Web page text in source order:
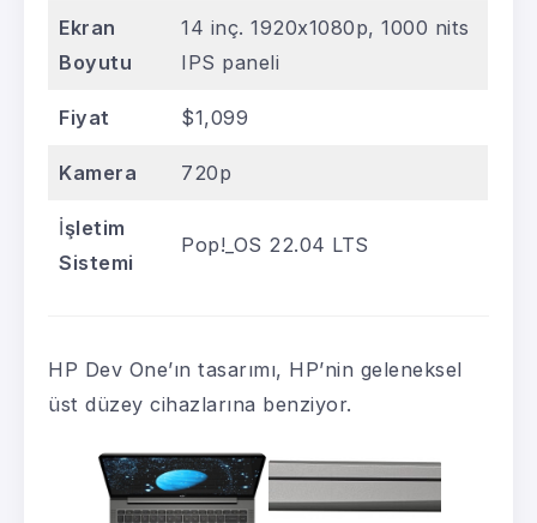
Ekran
Boyutu
14 inç. 1920x1080p, 1000 nits
IPS paneli
Fiyat $1,099
Kamera 720p
İşletim
Sistemi
Pop!_OS 22.04 LTS
HP Dev One’ın tasarımı, HP’nin geleneksel
üst düzey cihazlarına benziyor.